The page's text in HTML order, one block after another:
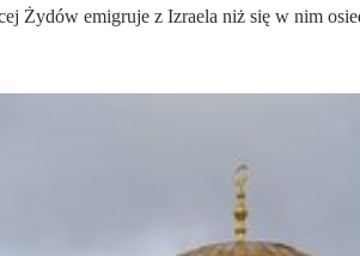
Żydów emigruje z Izraela niż się w nim